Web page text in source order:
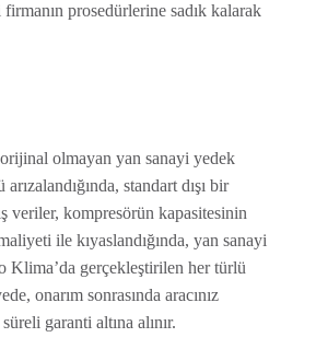
prosedürlerine sadık kalarak
olmayan yan sanayi yedek
standart dışı bir
veriler, kompresörün kapasitesinin
ile kıyaslandığında, yan sanayi
Klima’da gerçekleştirilen her türlü
onarım sonrasında aracınız
garanti altına alınır.